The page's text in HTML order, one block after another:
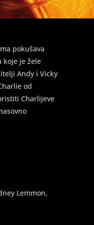
pokušava
koje je žele
Andy i Vicky
od
Charlijeve
Lemmon,